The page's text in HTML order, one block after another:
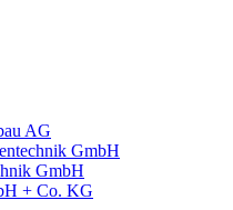
AG
GmbH
GmbH
+ Co. KG